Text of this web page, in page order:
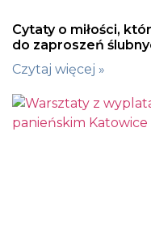
Cytaty o miłości,
do zaproszeń
Czytaj więcej »